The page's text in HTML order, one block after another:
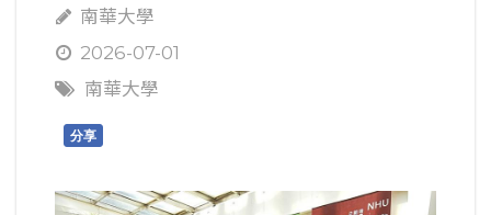
南華大學
2026-07-01
南華大學
分享